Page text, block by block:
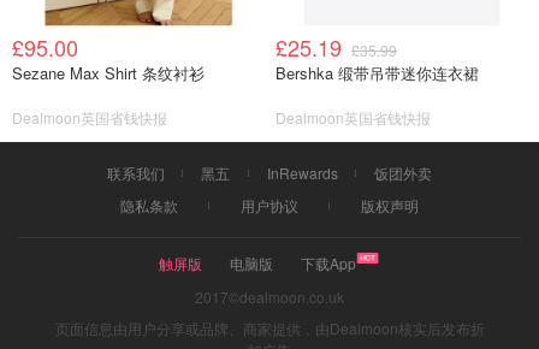
£95.00
Sezane Max Shirt 条纹衬衫
Dealmoon英国省钱快报
£25.19 £35.99
Bershka 缎带吊带迷你连衣裙
Dealmoon英国省钱快报
联系我们 黑五 InRewards
饭团外卖
隐私条款
用户协议 版权声明
触屏版 电脑版
下载App
2017©dealmoon.co.uk
页面信息由用户分享或品牌、商家提供，由Dealmoon核实后发布折